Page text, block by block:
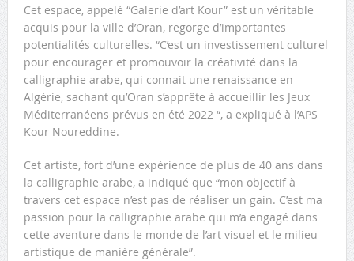
Cet espace, appelé “Galerie d’art Kour” est un véritable
acquis pour la ville d’Oran, regorge d’importantes
potentialités culturelles. “C’est un investissement culturel
pour encourager et promouvoir la créativité dans la
calligraphie arabe, qui connait une renaissance en
Algérie, sachant qu’Oran s’apprête à accueillir les Jeux
Méditerranéens prévus en été 2022 “, a expliqué à l’APS
Kour Noureddine.
Cet artiste, fort d’une expérience de plus de 40 ans dans
la calligraphie arabe, a indiqué que “mon objectif à
travers cet espace n’est pas de réaliser un gain. C’est ma
passion pour la calligraphie arabe qui m’a engagé dans
cette aventure dans le monde de l’art visuel et le milieu
artistique de manière générale”.